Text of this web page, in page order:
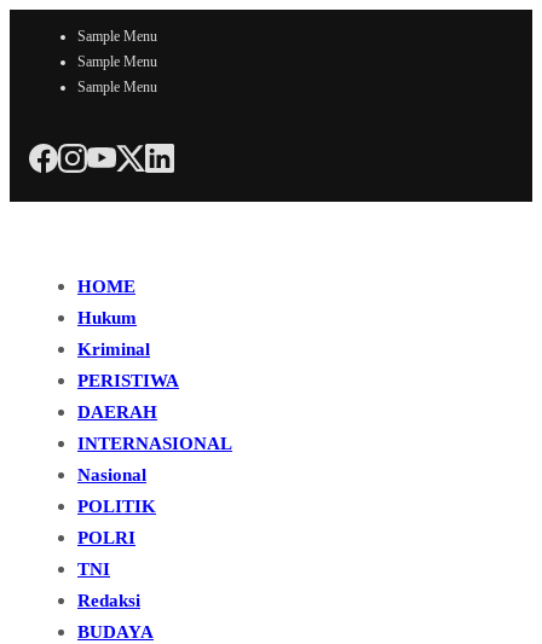
Sample Menu
Sample Menu
Sample Menu
HOME
Hukum
Kriminal
PERISTIWA
DAERAH
INTERNASIONAL
Nasional
POLITIK
POLRI
TNI
Redaksi
BUDAYA